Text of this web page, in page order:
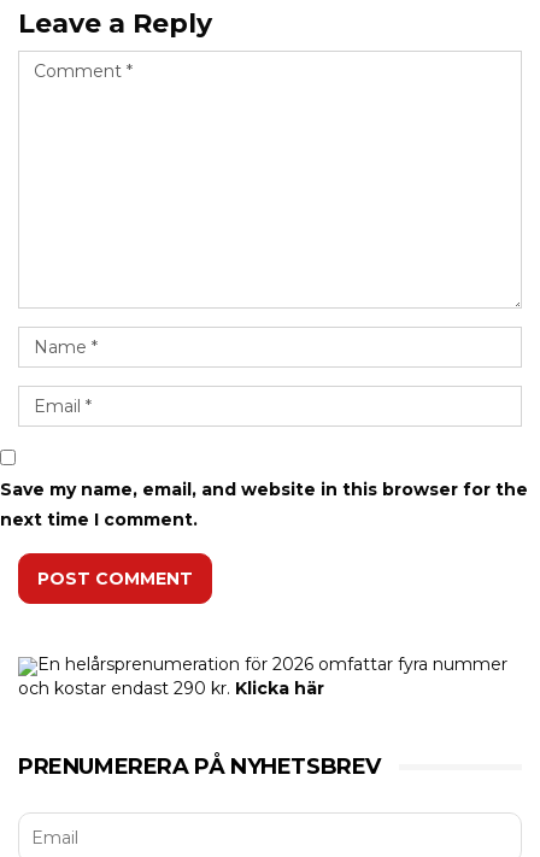
Leave a Reply
Save my name, email, and website in this browser for the
next time I comment.
POST COMMENT
En helårsprenumeration för 2026 omfattar fyra nummer
och kostar endast 290 kr. Klicka här
PRENUMERERA PÅ NYHETSBREV